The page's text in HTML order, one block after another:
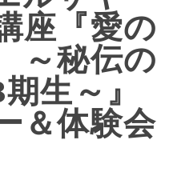
座『愛の
～秘伝の
生～』
＆体験会